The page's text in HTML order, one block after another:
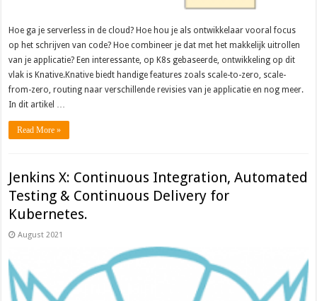
Hoe ga je serverless in de cloud? Hoe hou je als ontwikkelaar vooral focus
op het schrijven van code? Hoe combineer je dat met het makkelijk uitrollen
van je applicatie? Een interessante, op K8s gebaseerde, ontwikkeling op dit
vlak is Knative.Knative biedt handige features zoals scale-to-zero, scale-
from-zero, routing naar verschillende revisies van je applicatie en nog meer.
In dit artikel …
Read More »
Jenkins X: Continuous Integration, Automated
Testing & Continuous Delivery for
Kubernetes.
August 2021